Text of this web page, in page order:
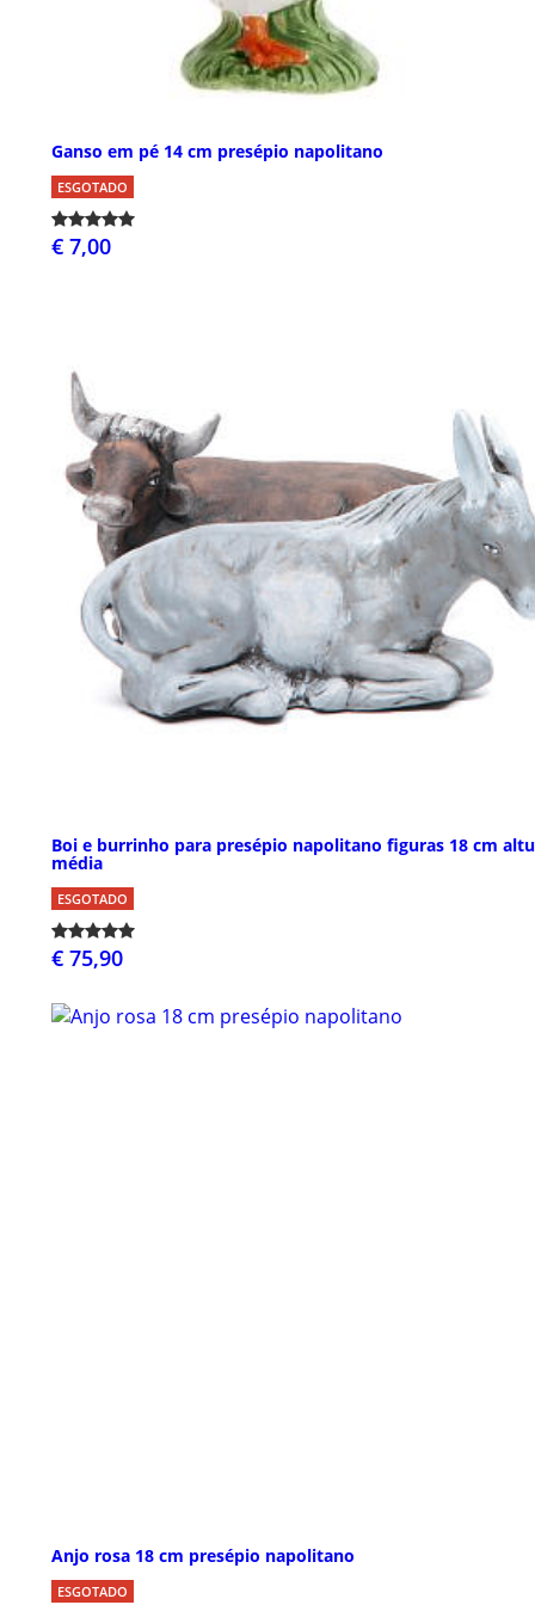
Ganso em pé 14 cm presépio napolitano
ESGOTADO
€ 7,00
Boi e burrinho para presépio napolitano figuras 18 cm
média
ESGOTADO
€ 75,90
Anjo rosa 18 cm presépio napolitano
ESGOTADO